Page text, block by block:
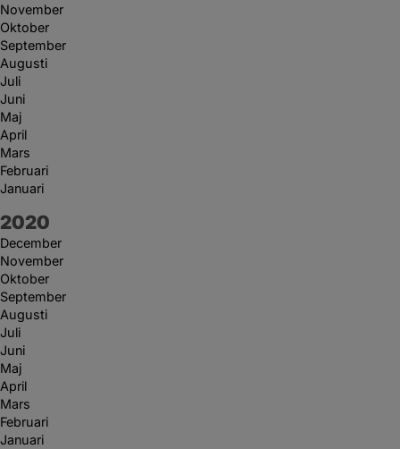
November
Oktober
September
Augusti
Juli
Juni
Maj
April
Mars
Februari
Januari
År:
2020
December
November
Oktober
September
Augusti
Juli
Juni
Maj
April
Mars
Februari
Januari